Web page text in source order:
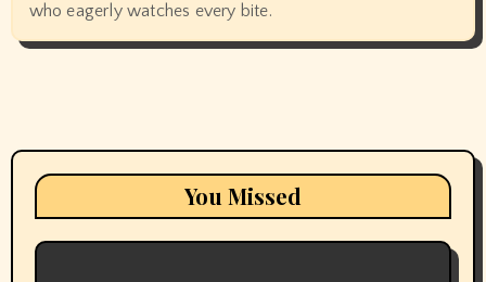
who eagerly watches every bite.
You Missed